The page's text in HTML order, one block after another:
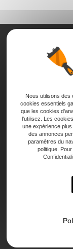
Nous utilisons des
cookies essentiels
que les cookies
l'utilisez. Les
une expérience
des annonces
paramètres du
politique.